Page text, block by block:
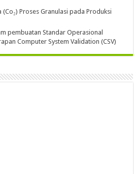
(Co₂) Proses Granulasi pada Produksi
pembuatan Standar Operasional
Computer System Validation (CSV)